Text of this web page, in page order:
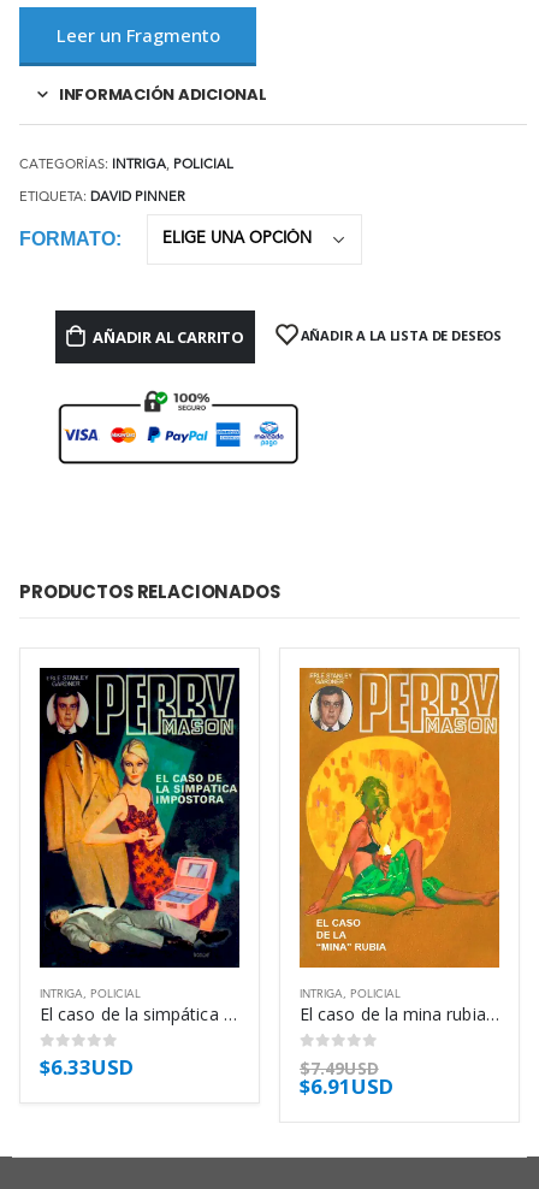
Leer un Fragmento
INFORMACIÓN ADICIONAL
CATEGORÍAS: INTRIGA, POLICIAL
ETIQUETA: DAVID PINNER
FORMATO
AÑADIR AL CARRITO AÑADIR A LA LISTA DE DESEOS
PRODUCTOS RELACIONADOS
INTRIGA, POLICIAL
El caso de la simpática impostora – Erle Stanley Gardner
0out of 5
$6.33USD
INTRIGA, POLICIAL
El caso de la mina rubia – Erle Stanley Gardner
0out of 5
$7.49USD
$6.91USD